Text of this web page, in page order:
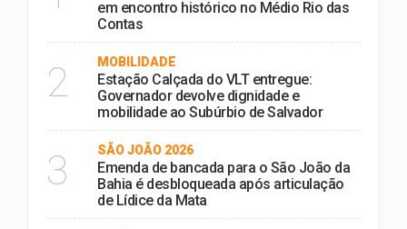
em encontro histórico no Médio Rio das
Contas
2 MOBILIDADE
Estação Calçada do VLT entregue:
Governador devolve dignidade e
mobilidade ao Subúrbio de Salvador
3 SÃO JOÃO 2026
Emenda de bancada para o São João da
Bahia é desbloqueada após articulação
de Lídice da Mata